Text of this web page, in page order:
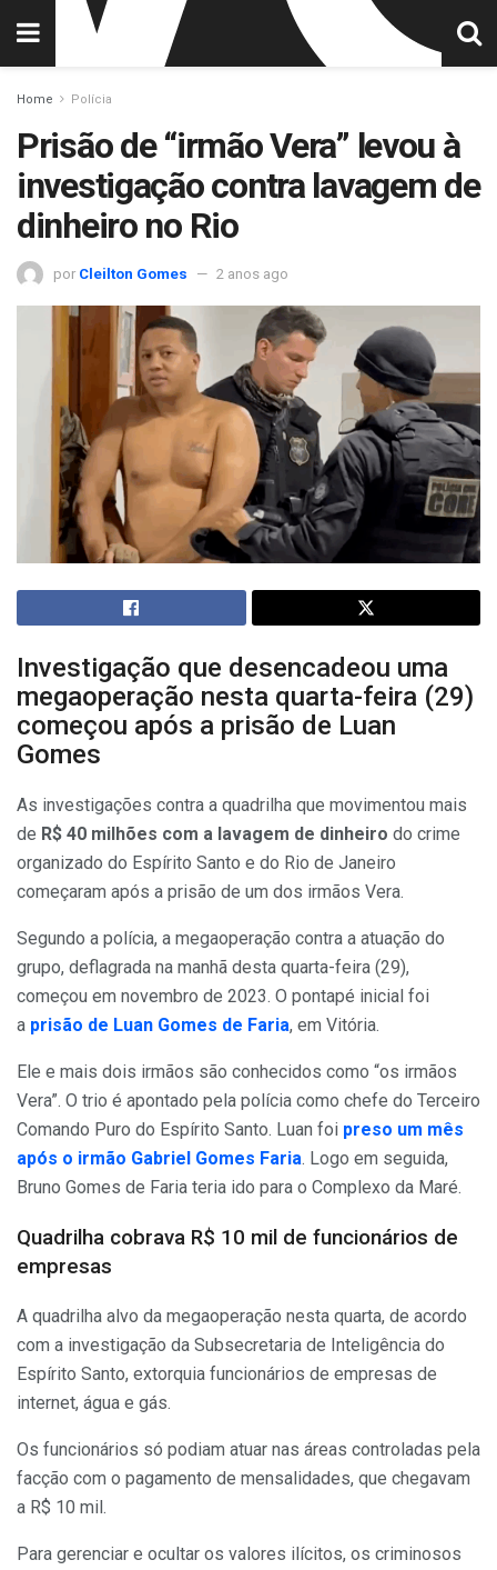
Home Polícia
Prisão de “irmão Vera” levou à
investigação contra lavagem de
dinheiro no Rio
por Cleilton Gomes 2 anos ago
Investigação que desencadeou uma
megaoperação nesta quarta-feira (29)
começou após a prisão de Luan
Gomes
As investigações contra a quadrilha que movimentou mais
de R$ 40 milhões com a lavagem de dinheiro do crime
organizado do Espírito Santo e do Rio de Janeiro
começaram após a prisão de um dos irmãos Vera.
Segundo a polícia, a megaoperação contra a atuação do
grupo, deflagrada na manhã desta quarta-feira (29),
começou em novembro de 2023. O pontapé inicial foi
a prisão de Luan Gomes de Faria, em Vitória.
Ele e mais dois irmãos são conhecidos como “os irmãos
Vera”. O trio é apontado pela polícia como chefe do Terceiro
Comando Puro do Espírito Santo. Luan foi preso um mês
após o irmão Gabriel Gomes Faria. Logo em seguida,
Bruno Gomes de Faria teria ido para o Complexo da Maré.
Quadrilha cobrava R$ 10 mil de funcionários de
empresas
A quadrilha alvo da megaoperação nesta quarta, de acordo
com a investigação da Subsecretaria de Inteligência do
Espírito Santo, extorquia funcionários de empresas de
internet, água e gás.
Os funcionários só podiam atuar nas áreas controladas pela
facção com o pagamento de mensalidades, que chegavam
a R$ 10 mil.
Para gerenciar e ocultar os valores ilícitos, os criminosos